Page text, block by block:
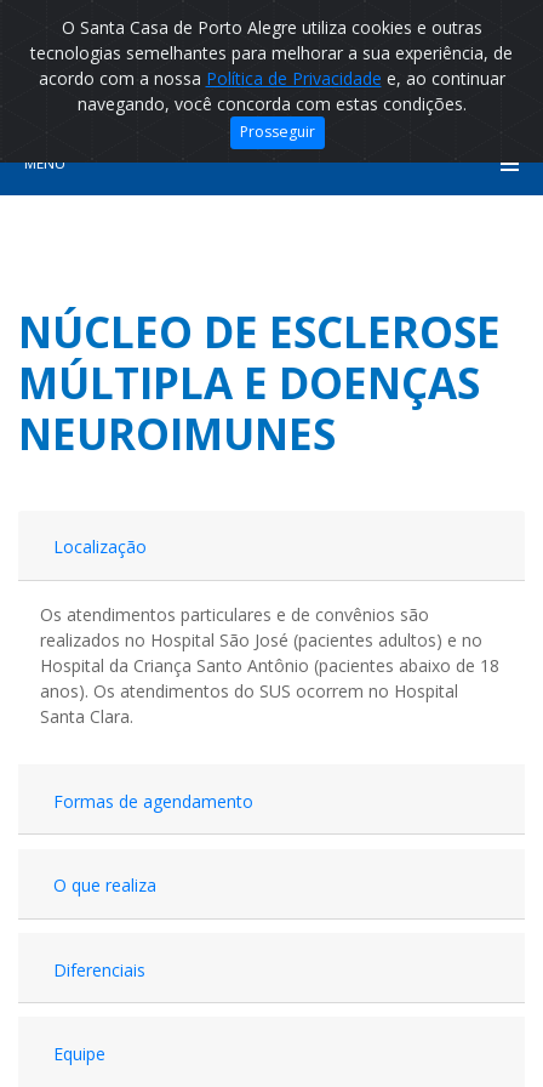
O Santa Casa de Porto Alegre utiliza cookies e outras
tecnologias semelhantes para melhorar a sua experiência, de
acordo com a nossa Política de Privacidade e, ao continuar
navegando, você concorda com estas condições.
Prosseguir
MENU
NÚCLEO DE ESCLEROSE
MÚLTIPLA E DOENÇAS
NEUROIMUNES
Localização
Os atendimentos particulares e de convênios são
realizados no Hospital São José (pacientes adultos) e no
Hospital da Criança Santo Antônio (pacientes abaixo de 18
anos). Os atendimentos do SUS ocorrem no Hospital
Santa Clara.
Formas de agendamento
O que realiza
Diferenciais
Equipe